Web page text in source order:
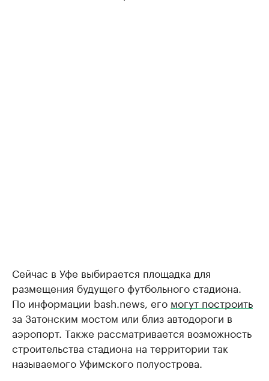
Сейчас в Уфе выбирается площадка для
размещения будущего футбольного стадиона.
По информации bash.news, его могут построить
за Затонским мостом или близ автодороги в
аэропорт. Также рассматривается возможность
строительства стадиона на территории так
называемого Уфимского полуострова.